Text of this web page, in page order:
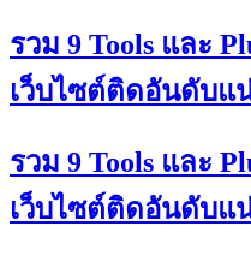
รวม 9 Tools และ
เว็บไซต์ติดอันดับแ
รวม 9 Tools และ
เว็บไซต์ติดอันดับแ